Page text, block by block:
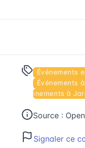
Événements
Événements
Événements à
Source :
Signaler ce